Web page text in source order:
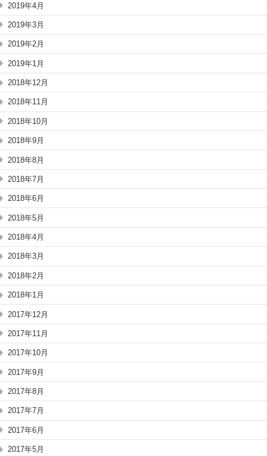
2019年4月
2019年3月
2019年2月
2019年1月
2018年12月
2018年11月
2018年10月
2018年9月
2018年8月
2018年7月
2018年6月
2018年5月
2018年4月
2018年3月
2018年2月
2018年1月
2017年12月
2017年11月
2017年10月
2017年9月
2017年8月
2017年7月
2017年6月
2017年5月